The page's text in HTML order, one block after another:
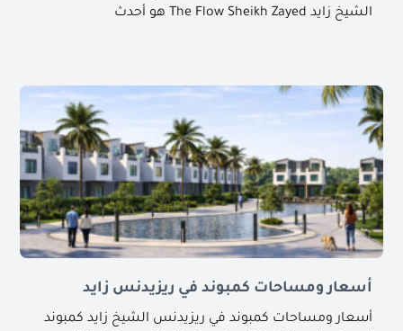
الشيخ زايد The Flow Sheikh Zayed هو أحدث
أسعار ومساحات كمبوند في ريزيدنس زايد
أسعار ومساحات كمبوند في ريزيدنس الشيخ زايد كمبوند